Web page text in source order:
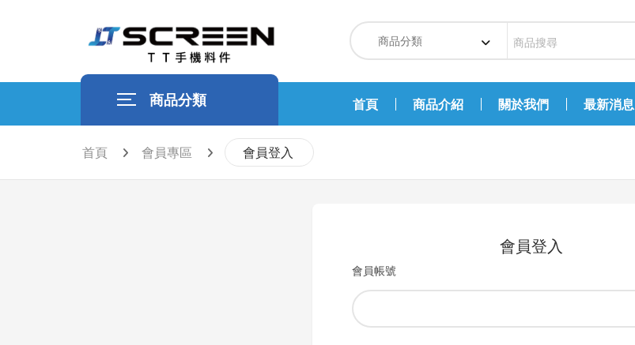
商品分類 首頁 商品介紹 關於我們 最新消息
首頁 會員專區 會員登入
會員登入
會員帳號